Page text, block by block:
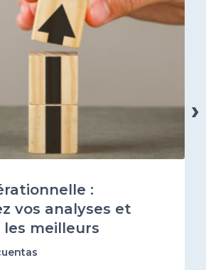
:
vos analyses et
meilleurs
numériques !
›